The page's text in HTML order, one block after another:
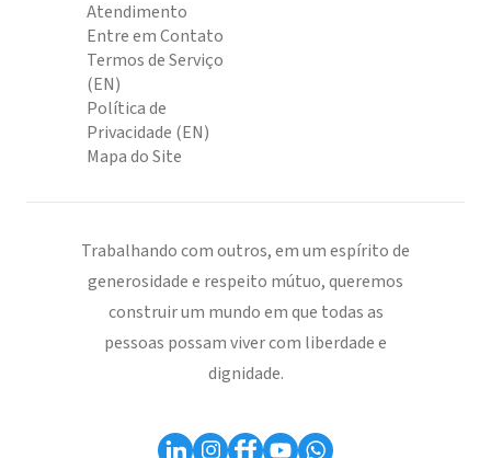
Atendimento
Entre em Contato
Termos de Serviço
(EN)
Política de
Privacidade (EN)
Mapa do Site
Trabalhando com outros, em um espírito de
generosidade e respeito mútuo, queremos
construir um mundo em que todas as
pessoas possam viver com liberdade e
dignidade.